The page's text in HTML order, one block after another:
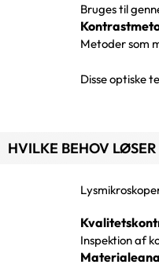
Bruges til
Metoder som
Disse optiske
HVILKE BEHOV
Inspektion af